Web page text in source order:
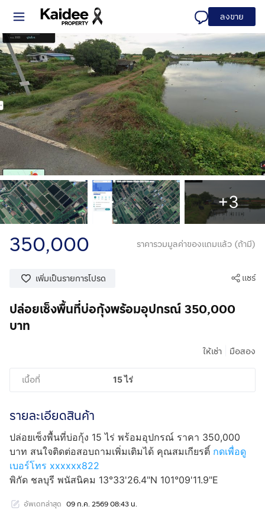
ลงขาย
+3
350,000 ราคารวมมูลค่าของแถมแล้ว (ถ้ามี)
เพิ่มเป็นรายการโปรด แชร์
ปล่อยเซ็งพื้นที่บ่อกุ้งพร้อมอุปกรณ์ 350,000
บาท
ให้เช่า มือสอง
เนื้อที่ 15 ไร่
รายละเอียดสินค้า
ปล่อยเซ็งพื้นที่บ่อกุ้ง 15 ไร่ พร้อมอุปกรณ์ ราคา 350,000
บาท สนใจติดต่อสอบถามเพิ่มเติมได้ คุณสมเกียรติ์ กดเพื่อดู
เบอร์โทร xxxxxx822
พิกัด ชลบุรี พนัสนิคม 13°33'26.4"N 101°09'11.9"E
อัพเดทล่าสุด 09 ก.ค. 2569 08:43 น.